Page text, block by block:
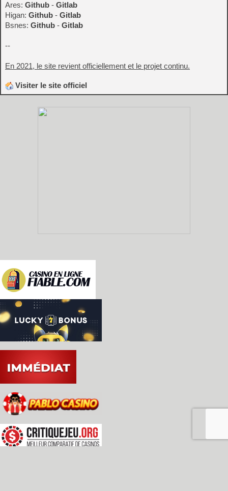
Ares: Github - Gitlab
Higan: Github - Gitlab
Bsnes: Github - Gitlab
--
En 2021, le site revient officiellement et le projet continu.
Visiter le site officiel